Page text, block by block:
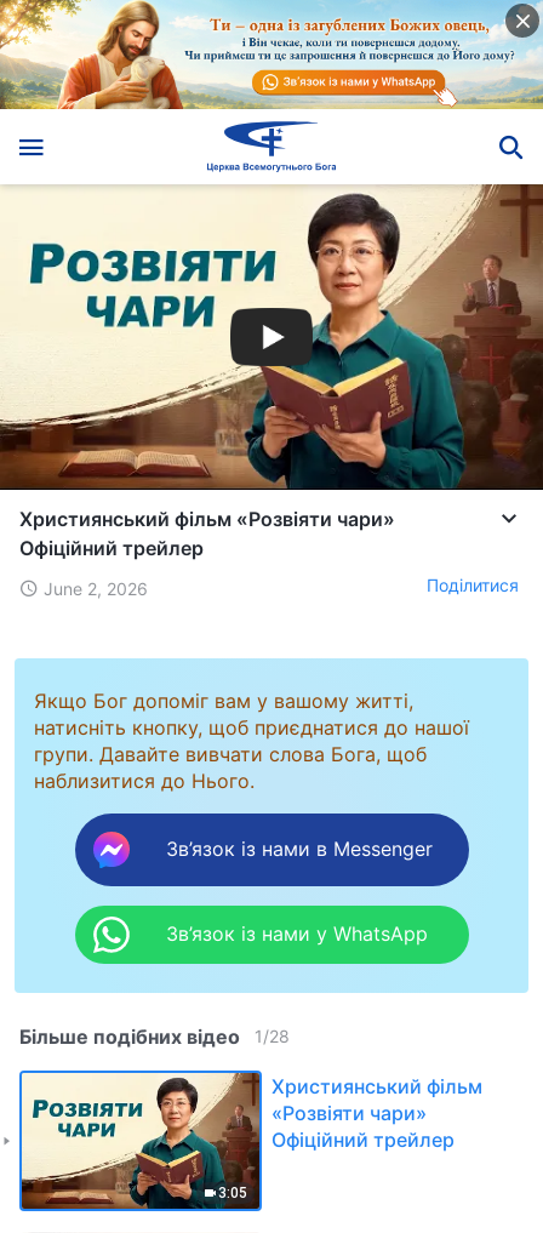
Християнський фільм «Розвіяти чари»
Офіційний трейлер
June 2, 2026 Поділитися
Якщо Бог допоміг вам у вашому житті,
натисніть кнопку, щоб приєднатися до нашої
групи. Давайте вивчати слова Бога, щоб
наблизитися до Нього.
Зв’язок із нами в Messenger
Зв’язок із нами у WhatsApp
Більше подібних відео 1/28
3:05
Християнський фільм
«Розвіяти чари»
Офіційний трейлер